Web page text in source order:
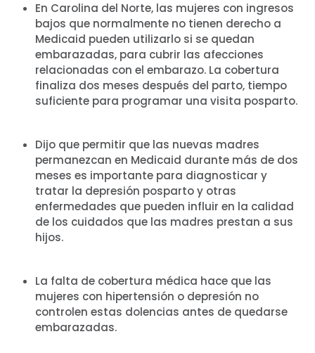
Inicio
Shop
Take Back the Courts
Su fiesta
Acción
Vote
En Carolina del Norte, las mujeres con ingresos
bajos que normalmente no tienen derecho a
Medicaid pueden utilizarlo si se quedan
embarazadas, para cubrir las afecciones
relacionadas con el embarazo. La cobertura
finaliza dos meses después del parto, tiempo
suficiente para programar una visita posparto.
Dijo que permitir que las nuevas madres
permanezcan en Medicaid durante más de dos
meses es importante para diagnosticar y
tratar la depresión posparto y otras
enfermedades que pueden influir en la calidad
de los cuidados que las madres prestan a sus
hijos.
La falta de cobertura médica hace que las
mujeres con hipertensión o depresión no
controlen estas dolencias antes de quedarse
embarazadas.